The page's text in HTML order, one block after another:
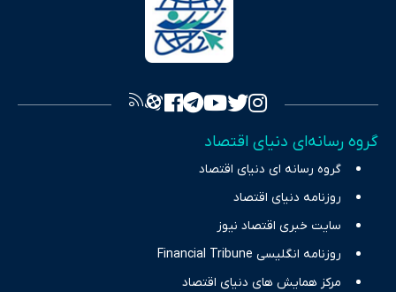
سرمایه‌گذاری، تجارت و حوزه‌های نوظهور می‌پردازد. اکوایران با پایبندی
به اصول «انصاف، امانت و صداقت»، بستری برای انعکاس آراء متنوع
تصویری شفاف از واقعیت‌های اقتصادی ارائه دهد. ما در اکوایران با
چالش‌های فقر و بیکاری را جست‌وجو کرده و در کنار تحلیل آمارها،
نیازهای خبری مخاطبان در حوزه‌های اثرگذار بر اقتصاد را با رویکردی
حرفه‌ای و روزآمد پوشش می‌دهیم.
گروه رسانه‌ای دنیای اقتصاد
گروه رسانه ای دنیای اقتصاد
روزنامه دنیای اقتصاد
سایت خبری اقتصاد نیوز
روزنامه انگلیسی Financial Tribune
مرکز همایش های دنیای اقتصاد